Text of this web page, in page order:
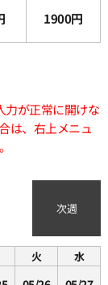
1900円
力が正常に開けな
は、右上メニュ
次週
火 水